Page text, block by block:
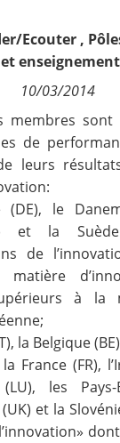
Ecouter,
et
10/03/2014
membres sont
de
leurs
(DE), le
et la
de
à la
la Belgique
la France (FR),
(LU), les
et la